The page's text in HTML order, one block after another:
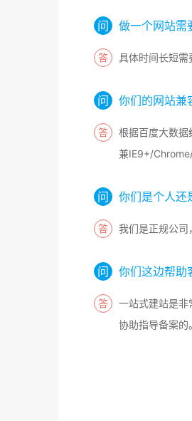
做一个网站需
具体时间长短需
你们的网站兼
根据百度大数
兼IE9+/
你们是个人还
我们是正规公司
你们这边帮助
一站式建站是非
协助指导备案的。